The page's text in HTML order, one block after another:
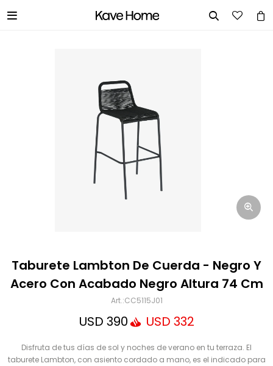
 
Taburete Lambton De Cuerda - Negro Y
Acero Con Acabado Negro Altura 74 Cm
CC5115J01
USD 390 USD 332
Disfruta de tus días de sol y noches de verano en tu terraza. El
taburete Lambton, con asiento cordado a mano, es el indicado para
STOCK DISPONIBLE.
Correo electrónico
Mensaje